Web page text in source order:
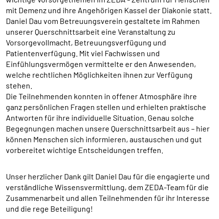
mit Demenz und ihre Angehörigen Kassel der Diakonie statt.
Daniel Dau vom Betreuungsverein gestaltete im Rahmen
unserer Querschnittsarbeit eine Veranstaltung zu
Vorsorgevollmacht, Betreuungsverfügung und
Patientenverfügung. Mit viel Fachwissen und
Einfühlungsvermögen vermittelte er den Anwesenden,
welche rechtlichen Möglichkeiten ihnen zur Verfügung
stehen.
Die Teilnehmenden konnten in offener Atmosphäre ihre
ganz persönlichen Fragen stellen und erhielten praktische
Antworten für ihre individuelle Situation. Genau solche
Begegnungen machen unsere Querschnittsarbeit aus – hier
können Menschen sich informieren, austauschen und gut
vorbereitet wichtige Entscheidungen treffen.
Unser herzlicher Dank gilt Daniel Dau für die engagierte und
verständliche Wissensvermittlung, dem ZEDA-Team für die
Zusammenarbeit und allen Teilnehmenden für ihr Interesse
und die rege Beteiligung!
Cookie Laufzeit:
1 Jahr
SPENDENFORMULAR
Warum bitten wir darum für das Spendenformular
Daten übertragen zu dürfen?
Es werden Daten an HelpDirect und an Google
übertragen. Wir verwenden auf der Spendenseite
reCAPTCHA. reCAPTCHA versucht zu unterscheiden, ob
eine bestimmte Handlung im Internet von einem
Menschen oder von einem Computerprogramm bzw. Bot
vorgenommen wird. Wir verwenden reCAPTCHA
Verfügung gestellt wird, werden auch die Daten des
Captcha und des Formulars an HelpDirect übertragen.
HelpDirect und Google reCAPTCHA